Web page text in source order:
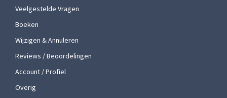
Veelgestelde Vragen
Boeken
Wijzigen & Annuleren
Reviews / Beoordelingen
Account / Profiel
Overig